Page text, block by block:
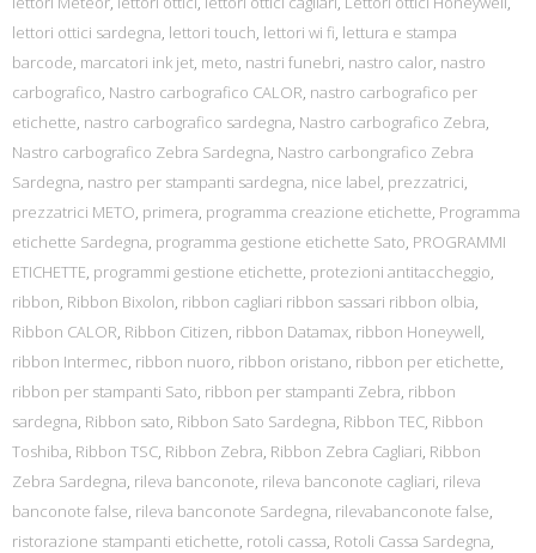
lettori ottici sardegna, lettori touch, lettori wi fi, lettura e stampa
barcode, marcatori ink jet, meto, nastri funebri, nastro calor, nastro
carbografico, Nastro carbografico CALOR, nastro carbografico per
etichette, nastro carbografico sardegna, Nastro carbografico Zebra,
Nastro carbografico Zebra Sardegna, Nastro carbongrafico Zebra
Sardegna, nastro per stampanti sardegna, nice label, prezzatrici,
prezzatrici METO, primera, programma creazione etichette, Programma
etichette Sardegna, programma gestione etichette Sato, PROGRAMMI
ETICHETTE, programmi gestione etichette, protezioni antitaccheggio,
ribbon, Ribbon Bixolon, ribbon cagliari ribbon sassari ribbon olbia,
Ribbon CALOR, Ribbon Citizen, ribbon Datamax, ribbon Honeywell,
ribbon Intermec, ribbon nuoro, ribbon oristano, ribbon per etichette,
ribbon per stampanti Sato, ribbon per stampanti Zebra, ribbon
sardegna, Ribbon sato, Ribbon Sato Sardegna, Ribbon TEC, Ribbon
Toshiba, Ribbon TSC, Ribbon Zebra, Ribbon Zebra Cagliari, Ribbon
Zebra Sardegna, rileva banconote, rileva banconote cagliari, rileva
banconote false, rileva banconote Sardegna, rilevabanconote false,
ristorazione stampanti etichette, rotoli cassa, Rotoli Cassa Sardegna,